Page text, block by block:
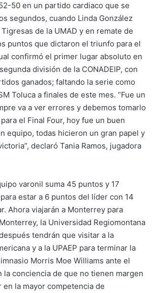
50 en un partido cardiaco que se
segundos, cuando Linda González
de la UMAD y en remate de
puntos que dictaron el triunfo para el
confirmó el primer lugar absoluto en
división de la CONADEIP, con
ganados; faltando la serie como
Toluca a finales de este mes. “Fue un
va a ver errores y debemos tomarlo
el Final Four, hoy fue un buen
equipo, todas hicieron un gran papel y
declaró Tania Ramos, jugadora
varonil suma 45 puntos y 17
estar a 6 puntos del líder con 14
Ahora viajarán a Monterrey para
la Universidad Regiomontana
tendrán que visitar a la
y a la UPAEP para terminar la
Morris Moe Williams ante el
la conciencia de que no tienen margen
la mayor competencia de